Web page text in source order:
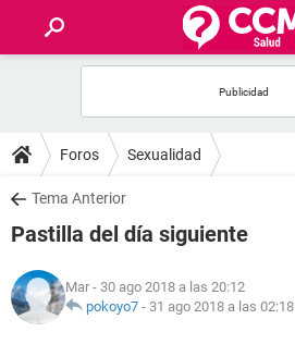
FOROS
SALUD
NUTRICIÓN
Foros Sexualidad
Tema Anterior
Pastilla del día siguiente
Mar - 30 ago 2018 a las 20:12
pokoyo7 - 31 ago 2018 a las 02:18